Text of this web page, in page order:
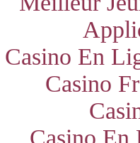
Casino En
Casino